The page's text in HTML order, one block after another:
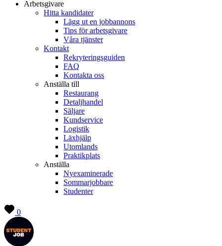
Arbetsgivare
Hitta kandidater
Lägg ut en jobbannons
Tips för arbetsgivare
Våra tjänster
Kontakt
Rekryteringsguiden
FAQ
Kontakta oss
Anställa till
Restaurang
Detaljhandel
Säljare
Kundservice
Logistik
Läxhjälp
Utomlands
Praktikplats
Anställa
Nyexaminerade
Sommarjobbare
Studenter
0